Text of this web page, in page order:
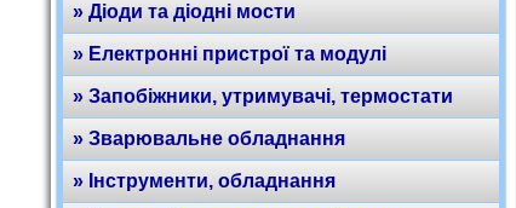
» Діоди та діодні мости
» Електронні пристрої та модулі
» Запобіжники, утримувачі, термостати
» Зварювальне обладнання
» Інструменти, обладнання